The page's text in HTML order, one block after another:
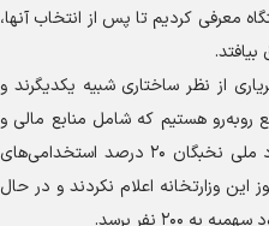
معرفی کردیم تا پس از انتخاب آنها،
از نظر ساختاری شبیه یکدیگرند و
به گسترش هم داریم، اما با ۲ مانع روبه‌رو هستیم که شامل منابع مالی و
پست است؛ در طرح جهت سهمیه بنیاد ملی نخبگان ۲۰ درصد استخدامی‌های
وزارتخانه اعلام نکردند و در حال
نفر برسد.